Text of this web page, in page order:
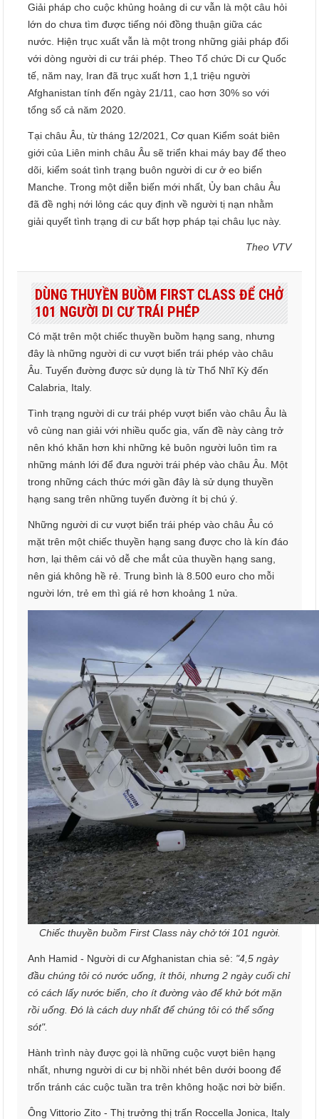
Giải pháp cho cuộc khủng hoảng di cư vẫn là một câu hỏi
lớn do chưa tìm được tiếng nói đồng thuận giữa các
nước. Hiện trục xuất vẫn là một trong những giải pháp đối
với dòng người di cư trái phép. Theo Tổ chức Di cư Quốc
tế, năm nay, Iran đã trục xuất hơn 1,1 triệu người
Afghanistan tính đến ngày 21/11, cao hơn 30% so với
tổng số cả năm 2020.
Tại châu Âu, từ tháng 12/2021, Cơ quan Kiểm soát biên
giới của Liên minh châu Âu sẽ triển khai máy bay để theo
dõi, kiểm soát tình trạng buôn người di cư ở eo biển
Manche. Trong một diễn biến mới nhất, Ủy ban châu Âu
đã đề nghị nới lỏng các quy định về người tị nạn nhằm
giải quyết tình trạng di cư bất hợp pháp tại châu lục này.
Theo VTV
DÙNG THUYỀN BUỒM FIRST CLASS ĐỂ CHỞ
101 NGƯỜI DI CƯ TRÁI PHÉP
Có mặt trên một chiếc thuyền buồm hạng sang, nhưng
đây là những người di cư vượt biển trái phép vào châu
Âu. Tuyến đường được sử dụng là từ Thổ Nhĩ Kỳ đến
Calabria, Italy.
Tình trạng người di cư trái phép vượt biển vào châu Âu là
vô cùng nan giải với nhiều quốc gia, vấn đề này càng trở
nên khó khăn hơn khi những kẻ buôn người luôn tìm ra
những mánh lới để đưa người trái phép vào châu Âu. Một
trong những cách thức mới gần đây là sử dụng thuyền
hạng sang trên những tuyến đường ít bị chú ý.
Những người di cư vượt biển trái phép vào châu Âu có
mặt trên một chiếc thuyền hạng sang được cho là kín đáo
hơn, lại thêm cái vỏ dễ che mắt của thuyền hạng sang,
nên giá không hề rẻ. Trung bình là 8.500 euro cho mỗi
người lớn, trẻ em thì giá rẻ hơn khoảng 1 nửa.
Chiếc thuyền buồm First Class này chở tới 101 người.
Anh Hamid - Người di cư Afghanistan chia sẻ: "4,5 ngày
đầu chúng tôi có nước uống, ít thôi, nhưng 2 ngày cuối chỉ
có cách lấy nước biển, cho ít đường vào để khử bớt mặn
rồi uống. Đó là cách duy nhất để chúng tôi có thể sống
sót".
Hành trình này được gọi là những cuộc vượt biên hạng
nhất, nhưng người di cư bị nhồi nhét bên dưới boong để
trốn tránh các cuộc tuần tra trên không hoặc nơi bờ biển.
Ông Vittorio Zito - Thị trưởng thị trấn Roccella Jonica, Italy